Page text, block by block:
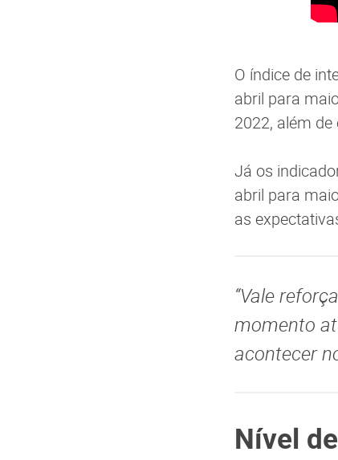
O índice de
abril para
2022, além
Já os
abril para
as
“Vale
momento
acontecer
Nível